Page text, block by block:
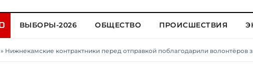
ВЫБОРЫ-2026 ОБЩЕСТВО ПРОИСШЕСТВИЯ
» Нижнекамские контрактники перед отправкой поблагодарили волонтёров